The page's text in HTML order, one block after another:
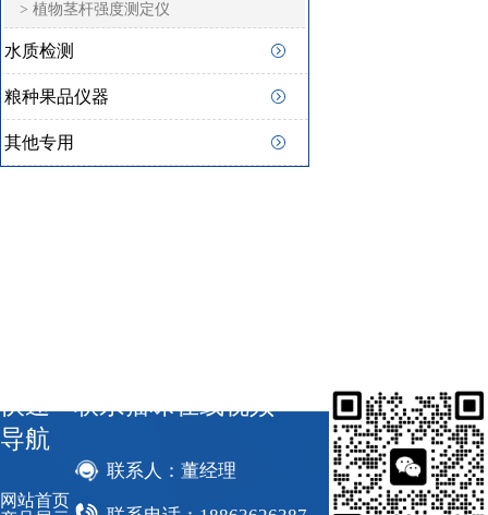
> 植物茎杆强度测定仪
水质检测
粮种果品仪器
其他专用
快速
导航
网站首页
联系猫咪在线视频
联系人：董经理